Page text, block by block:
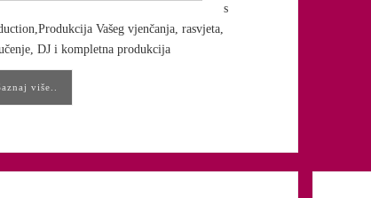
s
Vašeg vjenčanja, rasvjeta,
DJ i kompletna produkcija
više..